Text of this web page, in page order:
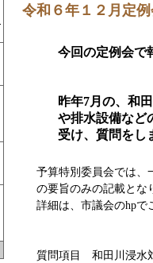
令和６年１２月定
今回の定例会で
昨年7月の、和
や排水設備など
受け、質問をし
予算特別委員会では、
の要旨のみの記載とな
詳細は、市議会のhpで
質問項目 和田川浸